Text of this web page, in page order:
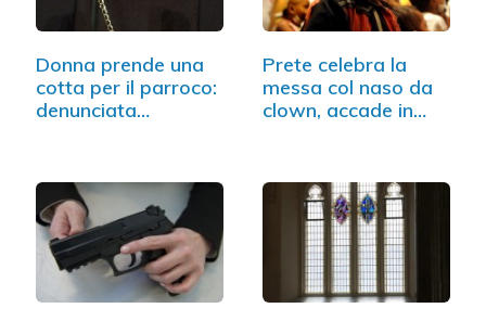
Donna prende una
cotta per il parroco:
denunciata…
Prete celebra la
messa col naso da
clown, accade in